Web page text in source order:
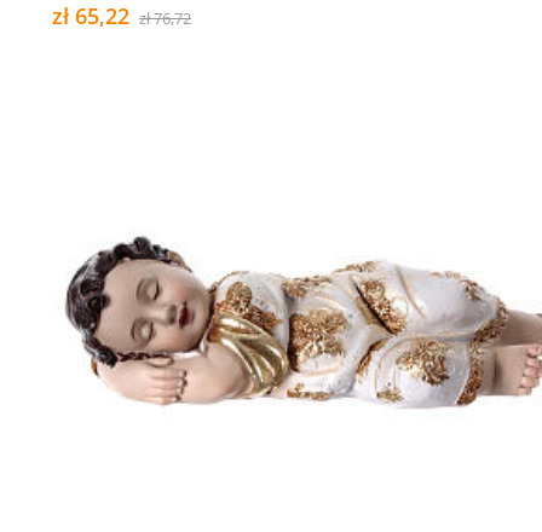
zł 65,22 zł 76,72